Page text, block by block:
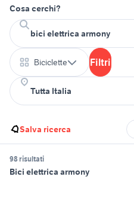
Cosa cerchi?
Biciclette Filtri
Salva ricerca
98 risultati
Bici elettrica armony